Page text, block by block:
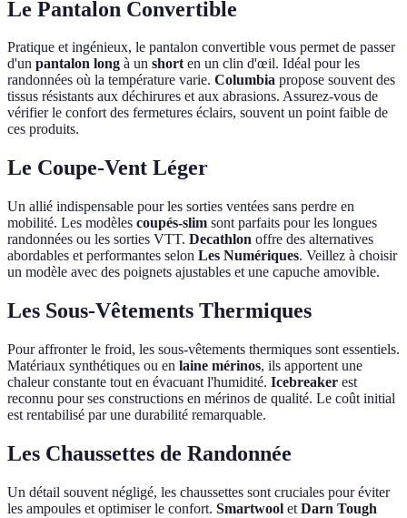
Le Pantalon Convertible
Pratique et ingénieux, le pantalon convertible vous permet de passer
d'un pantalon long à un shorten un clin d'œil. Idéal pour les
randonnées où la température varie. Columbia propose souvent des
tissus résistants aux déchirures et aux abrasions. Assurez-vous de
vérifier le confort des fermetures éclairs, souvent un point faible de
ces produits.
Le Coupe-Vent Léger
Un allié indispensable pour les sorties ventées sans perdre en
mobilité. Les modèles coupés-slim sont parfaits pour les longues
randonnées ou les sorties VTT. Decathlon offre des alternatives
abordables et performantes selon Les Numériques. Veillez à choisir
un modèle avec des poignets ajustables et une capuche amovible.
Les Sous-Vêtements Thermiques
Pour affronter le froid, les sous-vêtements thermiques sont essentiels.
Matériaux synthétiques ou en laine mérinos, ils apportent une
chaleur constante tout en évacuant l'humidité. Icebreaker est
reconnu pour ses constructions en mérinos de qualité. Le coût initial
est rentabilisé par une durabilité remarquable.
Les Chaussettes de Randonnée
Un détail souvent négligé, les chaussettes sont cruciales pour éviter
les ampoules et optimiser le confort. Smartwool et Darn Tough